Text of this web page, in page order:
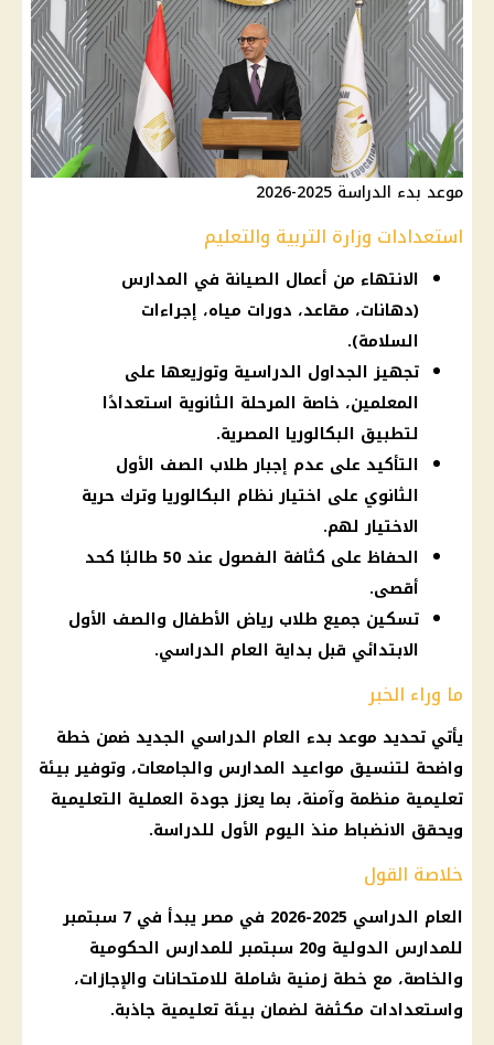
موعد بدء الدراسة 2025-2026
استعدادات وزارة التربية والتعليم
الانتهاء من أعمال الصيانة في المدارس
(دهانات، مقاعد، دورات مياه، إجراءات
السلامة).
تجهيز الجداول الدراسية وتوزيعها على
المعلمين، خاصة المرحلة الثانوية استعدادًا
لتطبيق البكالوريا المصرية.
التأكيد على عدم إجبار طلاب الصف الأول
الثانوي على اختيار نظام البكالوريا وترك حرية
الاختيار لهم.
الحفاظ على كثافة الفصول عند 50 طالبًا كحد
أقصى.
تسكين جميع طلاب رياض الأطفال والصف الأول
الابتدائي قبل بداية العام الدراسي.
ما وراء الخبر
يأتي تحديد موعد بدء العام الدراسي الجديد ضمن خطة
واضحة لتنسيق مواعيد المدارس والجامعات، وتوفير بيئة
تعليمية منظمة وآمنة، بما يعزز جودة العملية التعليمية
ويحقق الانضباط منذ اليوم الأول للدراسة.
خلاصة القول
العام الدراسي 2025-2026 في مصر يبدأ في 7 سبتمبر
للمدارس الدولية و20 سبتمبر للمدارس الحكومية
والخاصة، مع خطة زمنية شاملة للامتحانات والإجازات،
واستعدادات مكثفة لضمان بيئة تعليمية جاذبة.